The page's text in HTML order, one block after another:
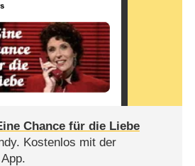
Chance für die Liebe
Kostenlos mit der